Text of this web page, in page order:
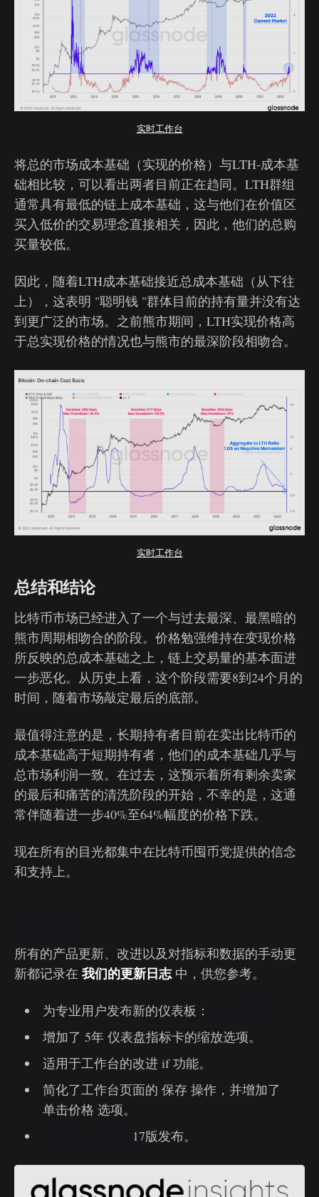
实时工作台
将总的市场成本基础（实现的价格）与LTH-成本基
础相比较，可以看出两者目前正在趋同。LTH群组
通常具有最低的链上成本基础，这与他们在价值区
买入低价的交易理念直接相关，因此，他们的总购
买量较低。
因此，随着LTH成本基础接近总成本基础（从下往
上），这表明 "聪明钱 "群体目前的持有量并没有达
到更广泛的市场。之前熊市期间，LTH实现价格高
于总实现价格的情况也与熊市的最深阶段相吻合。
实时工作台
总结和结论
比特币市场已经进入了一个与过去最深、最黑暗的
熊市周期相吻合的阶段。价格勉强维持在变现价格
所反映的总成本基础之上，链上交易量的基本面进
一步恶化。从历史上看，这个阶段需要8到24个月的
时间，随着市场敲定最后的底部。
最值得注意的是，长期持有者目前在卖出比特币的
成本基础高于短期持有者，他们的成本基础几乎与
总市场利润一致。在过去，这预示着所有剩余卖家
的最后和痛苦的清洗阶段的开始，不幸的是，这通
常伴随着进一步40%至64%幅度的价格下跌。
现在所有的目光都集中在比特币囤币党提供的信念
和支持上。
所有的产品更新、改进以及对指标和数据的手动更
新都记录在 我们的更新日志中，供您参考。
为专业用户发布新的仪表板：
增加了 5年 仪表盘指标卡的缩放选项。
适用于工作台的改进 if 功能。
简化了工作台页面的 保存 操作，并增加了
单击价格 选项。
17版发布。